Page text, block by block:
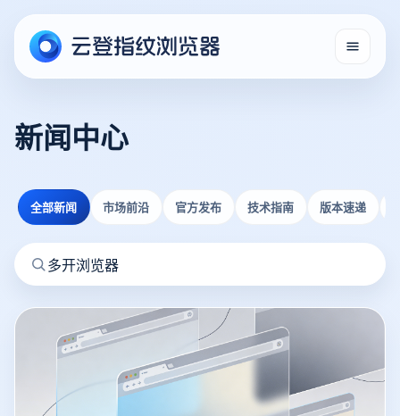
新闻中心
全部新闻 市场前沿 官方发布 技术指南 版本速递